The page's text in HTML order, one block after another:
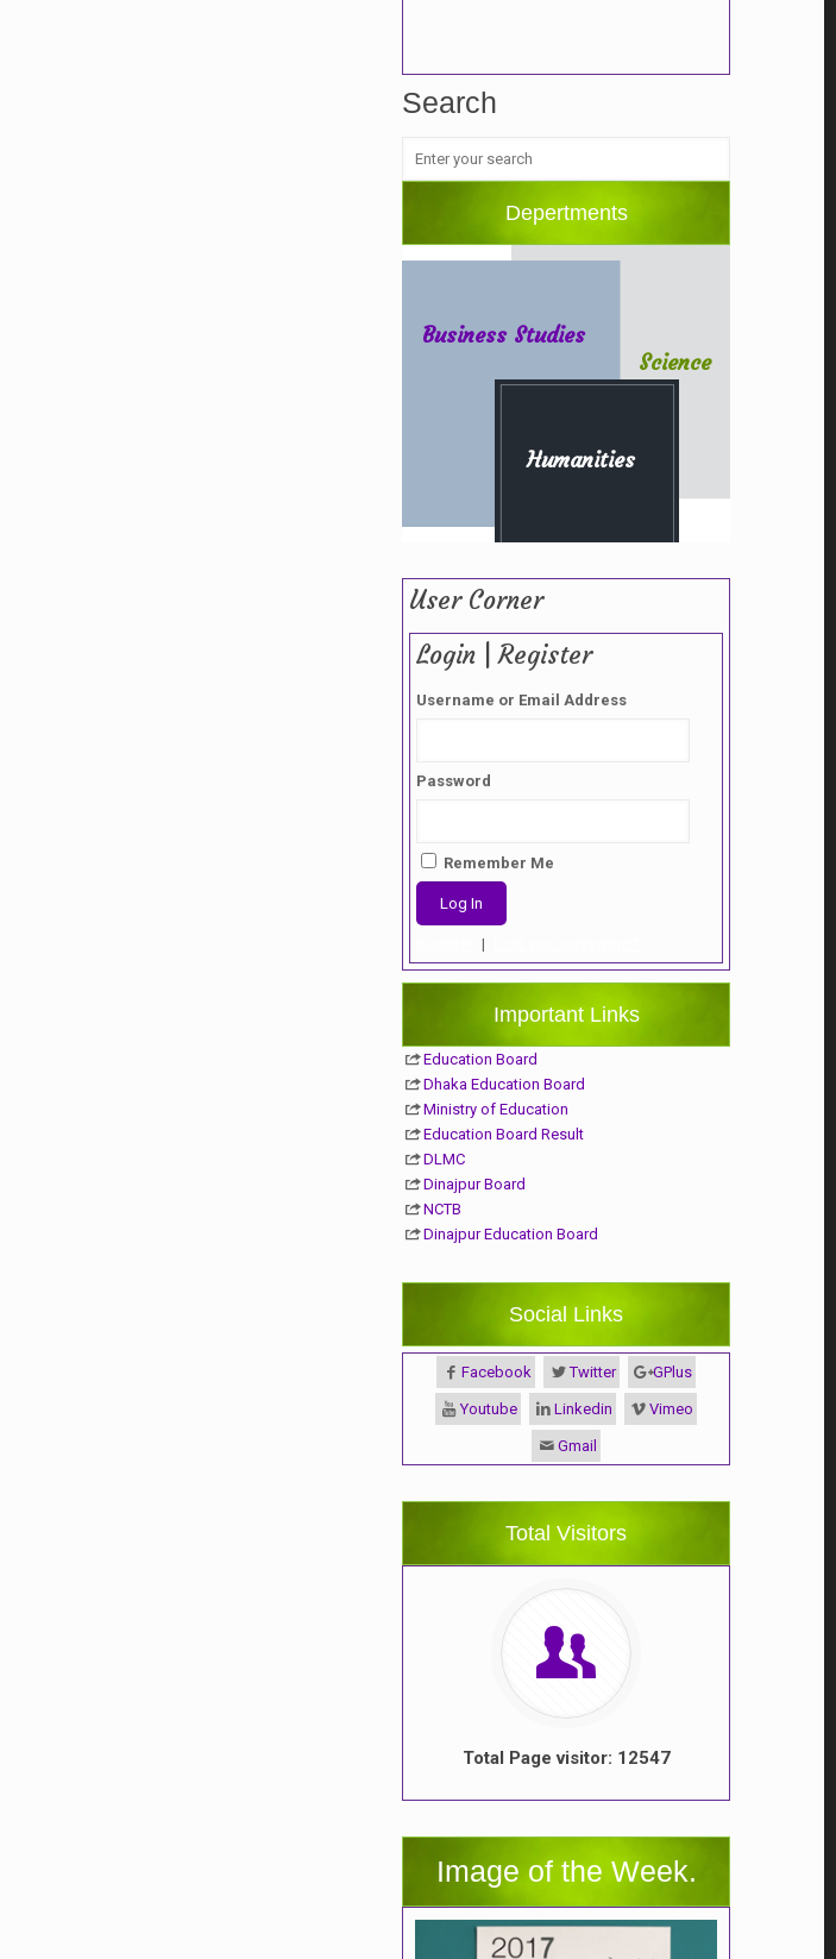
Search
Depertments
Humanities
Business Studies
Science
User Corner
Login | Register
Username or Email Address
Password
Remember Me
|
Important Links
Education Board
Dhaka Education Board
Ministry of Education
Education Board Result
DLMC
Dinajpur Board
NCTB
Dinajpur Education Board
Social Links
Facebook Twitter GPlus
Youtube Linkedin Vimeo
Gmail
Total Visitors
Total Page visitor: 12547
Image of the Week.